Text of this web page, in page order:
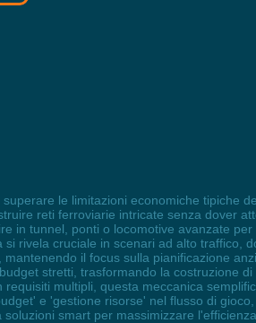
le limitazioni economiche tipiche
reti ferroviarie intricate senza dover
in tunnel, ponti o locomotive avanzate per
rivela cruciale in scenari ad alto traffico,
il focus sulla pianificazione
stretti, trasformando la costruzione di
multipli, questa meccanica
e 'gestione risorse' nel flusso di gioco,
smart per massimizzare